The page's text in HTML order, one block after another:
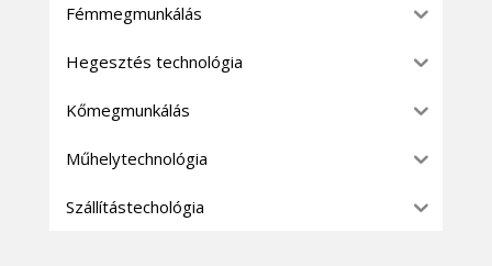
Fémmegmunkálás
Hegesztés technológia
Kőmegmunkálás
Műhelytechnológia
Szállítástechológia